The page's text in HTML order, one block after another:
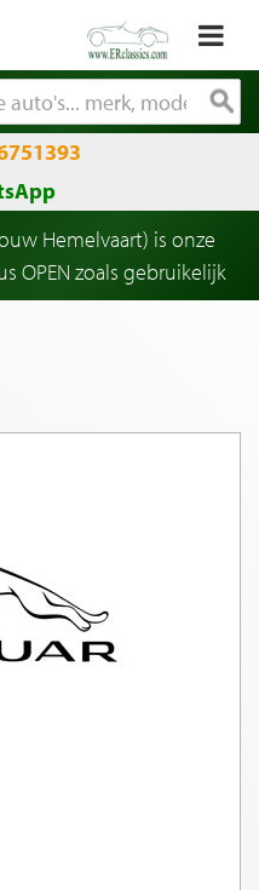
Hemelvaart) is onze
OPEN zoals gebruikelijk